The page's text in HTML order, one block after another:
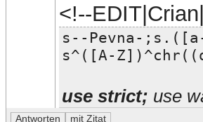
<!--
s--Pevna-
s^([A-
use strict; use